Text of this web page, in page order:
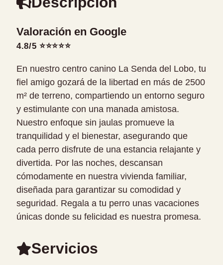
Valoración en Google
4.8/5 ⭐⭐⭐⭐⭐
En nuestro centro canino La Senda del Lobo, tu
fiel amigo gozará de la libertad en más de 2500
m² de terreno, compartiendo un entorno seguro
y estimulante con una manada amistosa.
Nuestro enfoque sin jaulas promueve la
tranquilidad y el bienestar, asegurando que
cada perro disfrute de una estancia relajante y
divertida. Por las noches, descansan
cómodamente en nuestra vivienda familiar,
diseñada para garantizar su comodidad y
seguridad. Regala a tu perro unas vacaciones
únicas donde su felicidad es nuestra promesa.
Servicios